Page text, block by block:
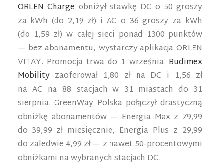
ORLEN Charge obniżył stawkę DC o 50 groszy
za kWh (do 2,19 zł) i AC o 36 groszy za kWh
(do 1,59 zł) w całej sieci ponad 1300 punktów
— bez abonamentu, wystarczy aplikacja ORLEN
VITAY. Promocja trwa do 1 września. Budimex
Mobility zaoferował 1,80 zł na DC i 1,56 zł
na AC na 88 stacjach w 31 miastach do 31
sierpnia. GreenWay Polska połączył drastyczną
obniżkę abonamentów — Energia Max z 79,99
do 39,99 zł miesięcznie, Energia Plus z 29,99
do zaledwie 4,99 zł — z nawet 50-procentowymi
obniżkami na wybranych stacjach DC.